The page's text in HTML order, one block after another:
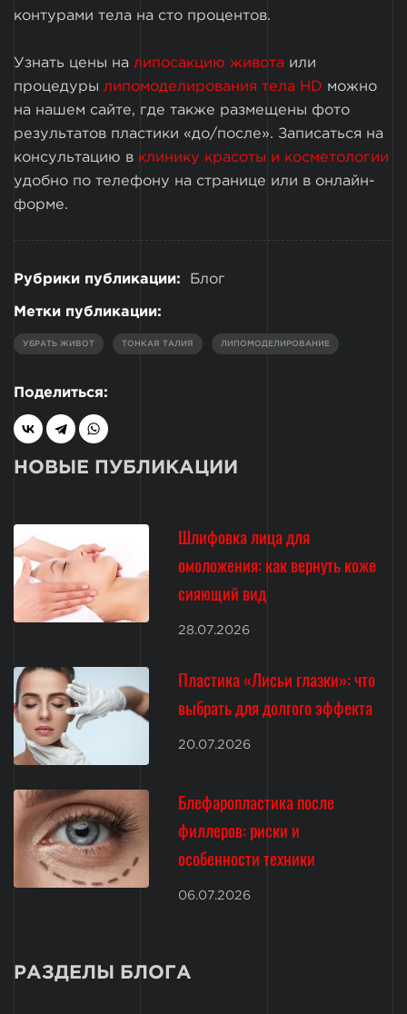
контурами тела на сто процентов.
Узнать цены на липосакцию живота или
процедуры липомоделирования тела HD можно
на нашем сайте, где также размещены фото
результатов пластики «до/после». Записаться на
консультацию в клинику красоты и косметологии
удобно по телефону на странице или в онлайн-
форме.
Рубрики публикации: Блог
Метки публикации:
УБРАТЬ ЖИВОТ ТОНКАЯ ТАЛИЯ ЛИПОМОДЕЛИРОВАНИЕ
Поделиться:
НОВЫЕ ПУБЛИКАЦИИ
Шлифовка лица для
омоложения: как вернуть коже
сияющий вид
28.07.2026
Пластика «Лисьи глазки»: что
выбрать для долгого эффекта
20.07.2026
Блефаропластика после
филлеров: риски и
особенности техники
06.07.2026
РАЗДЕЛЫ БЛОГА